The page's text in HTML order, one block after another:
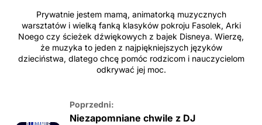
Prywatnie jestem mamą, animatorką muzycznych
warsztatów i wielką fanką klasyków pokroju Fasolek, Arki
Noego czy ścieżek dźwiękowych z bajek Disneya. Wierzę,
że muzyka to jeden z najpiękniejszych języków
dzieciństwa, dlatego chcę pomóc rodzicom i nauczycielom
odkrywać jej moc.
Poprzedni:
Niezapomniane chwile z DJ